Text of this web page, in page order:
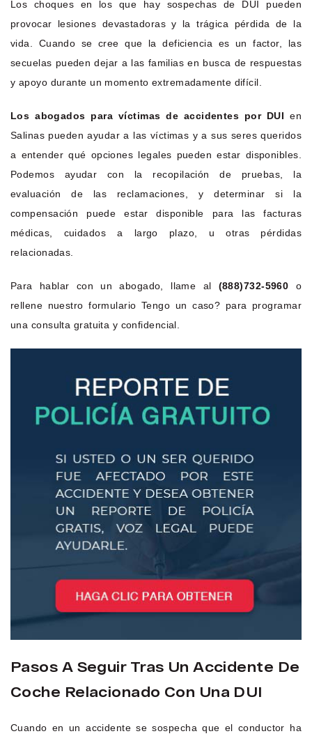
Los choques en los que hay sospechas de DUI pueden
provocar lesiones devastadoras y la trágica pérdida de la
vida. Cuando se cree que la deficiencia es un factor, las
secuelas pueden dejar a las familias en busca de respuestas
y apoyo durante un momento extremadamente difícil.
Los abogados para víctimas de accidentes por DUI en
Salinas pueden ayudar a las víctimas y a sus seres queridos
a entender qué opciones legales pueden estar disponibles.
Podemos ayudar con la recopilación de pruebas, la
evaluación de las reclamaciones, y determinar si la
compensación puede estar disponible para las facturas
médicas, cuidados a largo plazo, u otras pérdidas
relacionadas.
Para hablar con un abogado, llame al (888)732-5960 o
rellene nuestro formulario Tengo un caso? para programar
una consulta gratuita y confidencial.
Pasos A Seguir Tras Un Accidente De
Coche Relacionado Con Una DUI
Cuando en un accidente se sospecha que el conductor ha